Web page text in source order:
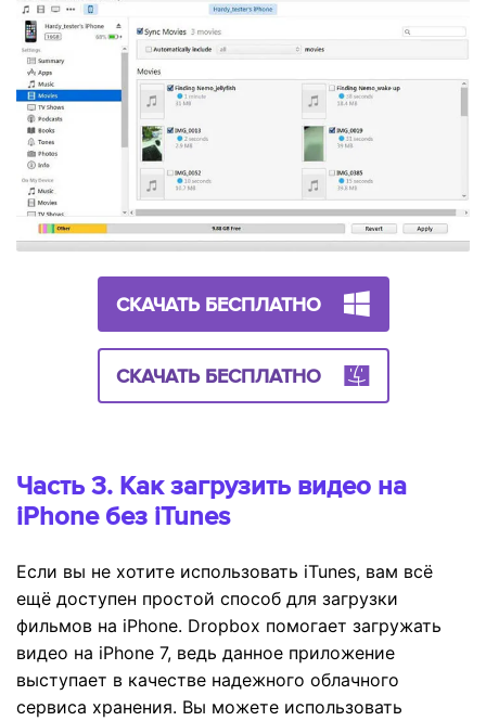
СКАЧАТЬ БЕСПЛАТНО
СКАЧАТЬ БЕСПЛАТНО
Часть 3. Как загрузить видео на
iPhone без iTunes
Если вы не хотите использовать iTunes, вам всё
ещё доступен простой способ для загрузки
фильмов на iPhone. Dropbox помогает загружать
видео на iPhone 7, ведь данное приложение
выступает в качестве надежного облачного
сервиса хранения. Вы можете использовать